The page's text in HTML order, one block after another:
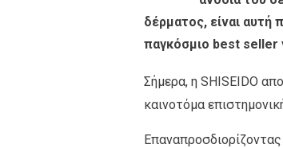
δέρματος, είναι αυτή
παγκόσμιο best seller
Σήμερα, η SHISEIDO
καινοτόμα